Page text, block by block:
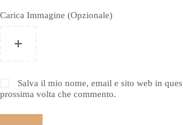
Carica Immagine (Opzionale)
Salva il mio nome, email e sito web in
prossima volta che commento.